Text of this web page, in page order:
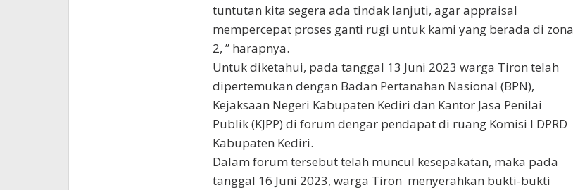
tuntutan kita segera ada tindak lanjuti, agar appraisal
mempercepat proses ganti rugi untuk kami yang berada di zona
2, ” harapnya.
Untuk diketahui, pada tanggal 13 Juni 2023 warga Tiron telah
dipertemukan dengan Badan Pertanahan Nasional (BPN),
Kejaksaan Negeri Kabupaten Kediri dan Kantor Jasa Penilai
Publik (KJPP) di forum dengar pendapat di ruang Komisi I DPRD
Kabupaten Kediri.
Dalam forum tersebut telah muncul kesepakatan, maka pada
tanggal 16 Juni 2023, warga Tiron menyerahkan bukti-bukti